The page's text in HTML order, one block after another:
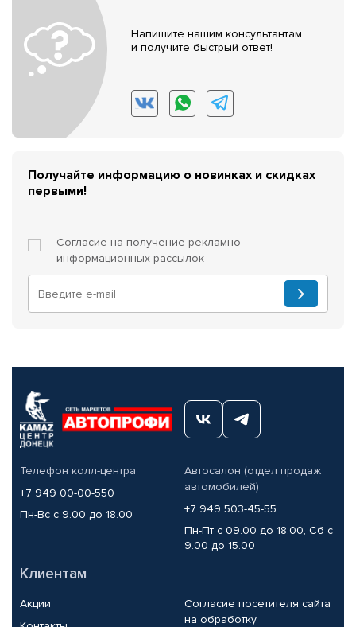
Напишите нашим консультантам
и получите быстрый ответ!
Получайте информацию о новинках и скидках
первыми!
Согласие на получение рекламно-
информационных рассылок
Телефон колл-центра
+7 949 00-00-550
Пн-Вс с 9.00 до 18.00
Автосалон (отдел продаж
автомобилей)
+7 949 503-45-55
Пн-Пт с 09.00 до 18.00, Сб с
9.00 до 15.00
Клиентам
Акции
Согласие посетителя сайта
на обработку